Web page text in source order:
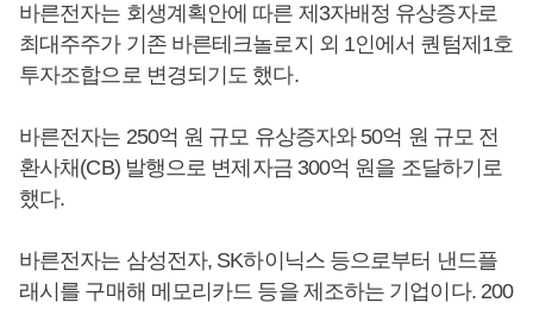
바른전자는 회생계획안에 따른 제3자배정 유상증자로
최대주주가 기존 바른테크놀로지 외 1인에서 퀀텀제1호
투자조합으로 변경되기도 했다.
바른전자는 250억 원 규모 유상증자와 50억 원 규모 전
환사채(CB) 발행으로 변제자금 300억 원을 조달하기로
했다.
바른전자는 삼성전자, SK하이닉스 등으로부터 낸드플
래시를 구매해 메모리카드 등을 제조하는 기업이다. 200